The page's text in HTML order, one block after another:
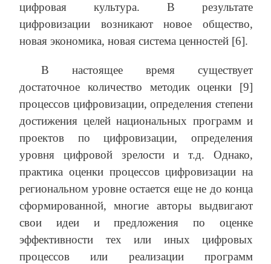
цифровая культура. В результате
цифровизации возникают новое общество,
новая экономика, новая система ценностей [6].
В настоящее время существует
достаточное количество методик оценки [9]
процессов цифровизации, определения степени
достижения целей национальных программ и
проектов по цифровизации, определения
уровня цифровой зрелости и т.д. Однако,
практика оценки процессов цифровизации на
региональном уровне остается еще не до конца
сформированной, многие авторы выдвигают
свои идеи и предложения по оценке
эффективности тех или иных цифровых
процессов или реализации программ